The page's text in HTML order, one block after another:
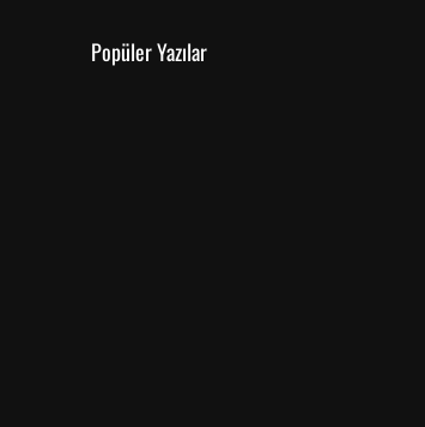
Popüler Yazılar